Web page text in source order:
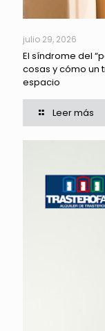
julio 29, 2026
El síndrome del
cosas y cómo un
espacio
Leer más